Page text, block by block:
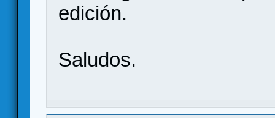
edición.
Saludos.